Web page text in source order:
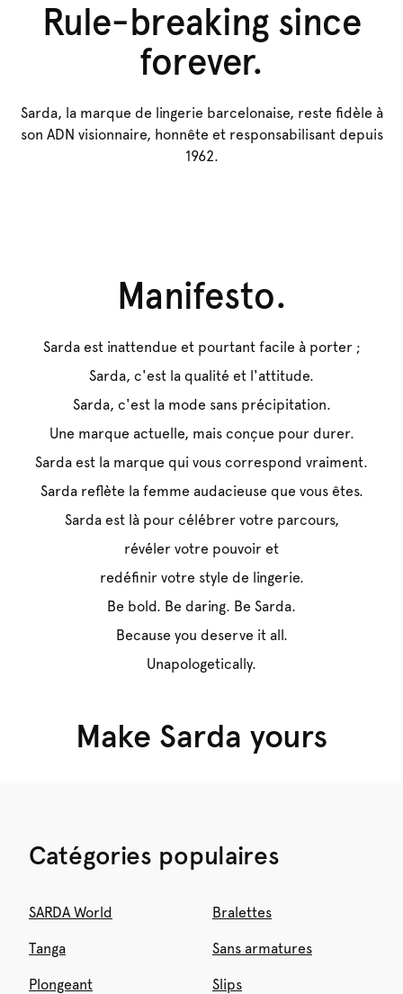
Rule-breaking since
forever.
Sarda, la marque de lingerie barcelonaise, reste fidèle à
son ADN visionnaire, honnête et responsabilisant depuis
1962.
Manifesto.
Sarda est inattendue et pourtant facile à porter ;
Sarda, c'est la qualité et l'attitude.
Sarda, c'est la mode sans précipitation.
Une marque actuelle, mais conçue pour durer.
Sarda est la marque qui vous correspond vraiment.
Sarda reflète la femme audacieuse que vous êtes.
Sarda est là pour célébrer votre parcours,
révéler votre pouvoir et
redéfinir votre style de lingerie.
Be bold. Be daring. Be Sarda.
Because you deserve it all.
Unapologetically.
Make Sarda yours
SOUTIENS-
Acheter maintenant
Acheter maintenant
Catégories populaires
SARDA World Bralettes
Tanga Sans armatures
Plongeant Slips